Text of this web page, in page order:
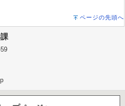
ページの先頭へ